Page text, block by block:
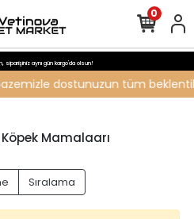
siparişiniz aynı gün kargo'da olsun!
dostunuzun tüm
0
Köpek Mamalaarı
Sıralama